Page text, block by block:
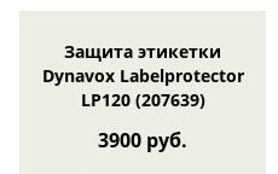
Защита этикетки
Dynavox Labelprotector
LP120 (207639)
3900 руб.